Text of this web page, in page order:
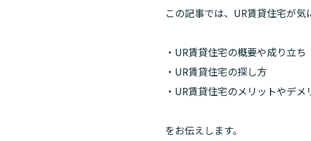
この記事では、UR賃貸住宅が気
・UR賃貸住宅の概要や成り立ち
・UR賃貸住宅の探し方
・UR賃貸住宅のメリットやデメ
をお伝えします。